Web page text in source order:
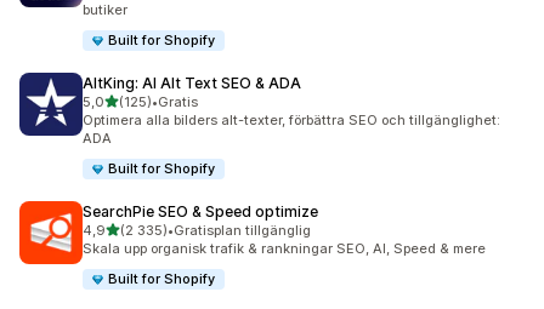
butiker
Built for Shopify
AltKing: AI Alt Text SEO & ADA
5,0av 5 stjärnor
(125)
125 recensioner totalt
•Gratis
Optimera alla bilders alt-texter, förbättra SEO och tillgänglighet:
ADA
Built for Shopify
SearchPie SEO & Speed optimize
4,9av 5 stjärnor
(2 335)
2335 recensioner totalt
•Gratisplan tillgänglig
Skala upp organisk trafik & rankningar SEO, AI, Speed & mere
Built for Shopify